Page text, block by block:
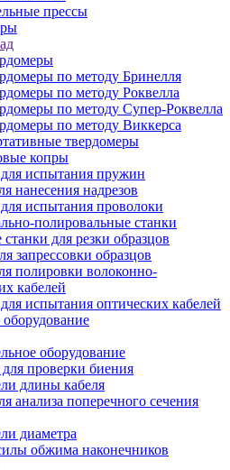
прессы
по методу Бринелля
по методу Роквелла
по методу Супер-Роквелла
по методу Виккерса
твердомеры
копры
испытания пружин
нанесения надрезов
испытания проволоки
полировальные станки
для резки образцов
запрессовки образцов
полировки волоконно-
кабелей
испытания оптических кабелей
оборудование
проверки биения
длины кабеля
анализа поперечного сечения
диаметра
обжима наконечников